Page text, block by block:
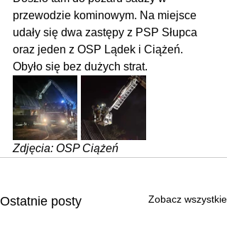
przewodzie kominowym. Na miejsce
udały się dwa zastępy z PSP Słupca
oraz jeden z OSP Lądek i Ciążeń.
Obyło się bez dużych strat.
Zdjęcia: OSP Ciążeń
Ostatnie posty Zobacz wszystkie